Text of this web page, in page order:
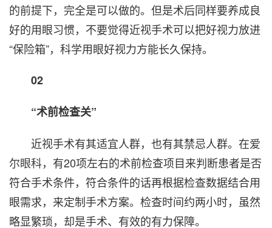
的前提下，完全是可以做的。但是术后同样要养成良
好的用眼习惯，不要觉得近视手术可以把好视力放进
“保险箱”，科学用眼好视力方能长久保持。
02
“术前检查关”
近视手术有其适宜人群，也有其禁忌人群。在爱
尔眼科，有20项左右的术前检查项目来判断患者是否
符合手术条件，符合条件的话再根据检查数据结合用
眼需求，来定制手术方案。检查时间约两小时，虽然
略显繁琐，却是手术、有效的有力保障。